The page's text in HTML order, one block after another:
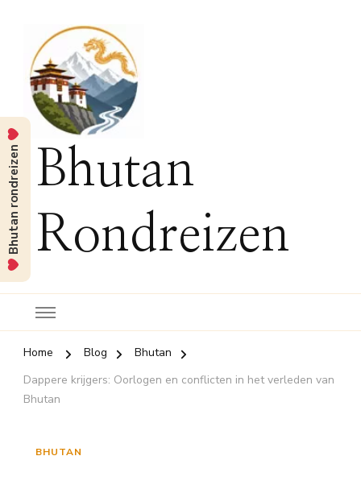
Bhutan
Rondreizen
Home Blog
Bhutan
Dappere krijgers: Oorlogen en conflicten in het verleden van
Bhutan
BHUTAN
Bhutan rondreizen